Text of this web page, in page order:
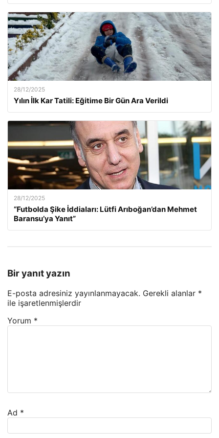
28/12/2025
Yılın İlk Kar Tatili: Eğitime Bir Gün Ara Verildi
28/12/2025
“Futbolda Şike İddiaları: Lütfi Arıboğan’dan Mehmet
Baransu’ya Yanıt”
Bir yanıt yazın
E-posta adresiniz yayınlanmayacak. Gerekli alanlar *
ile işaretlenmişlerdir
Yorum *
Ad *